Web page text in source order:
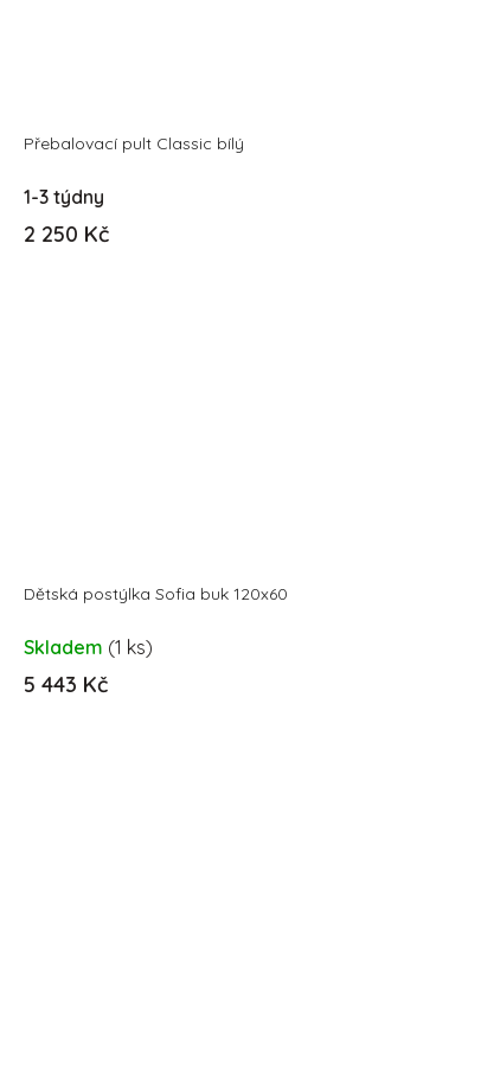
Přebalovací pult Classic bílý
1-3 týdny
2 250 Kč
Dětská postýlka Sofia buk 120x60
Skladem (1 ks)
5 443 Kč